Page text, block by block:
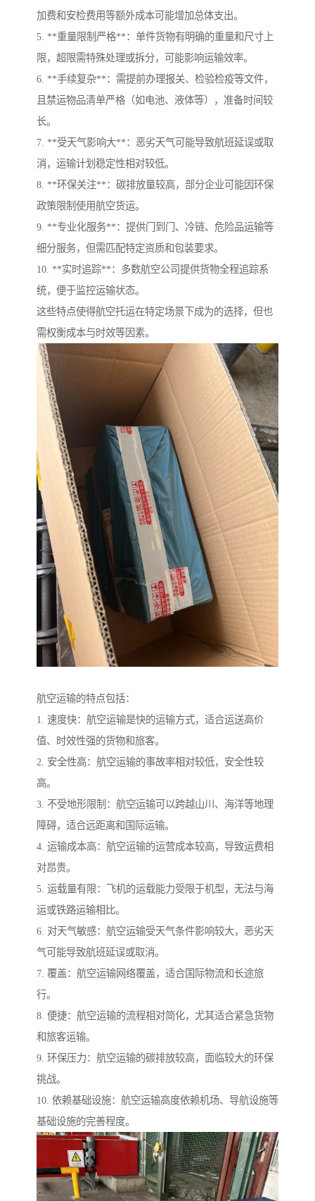
加费和安检费用等额外成本可能增加总体支出。
5. **重量限制严格**：单件货物有明确的重量和尺寸上
限，超限需特殊处理或拆分，可能影响运输效率。
6. **手续复杂**：需提前办理报关、检验检疫等文件，
且禁运物品清单严格（如电池、液体等），准备时间较
长。
7. **受天气影响大**：恶劣天气可能导致航班延误或取
消，运输计划稳定性相对较低。
8. **环保关注**：碳排放量较高，部分企业可能因环保
政策限制使用航空货运。
9. **专业化服务**：提供门到门、冷链、危险品运输等
细分服务，但需匹配特定资质和包装要求。
10. **实时追踪**：多数航空公司提供货物全程追踪系
统，便于监控运输状态。
这些特点使得航空托运在特定场景下成为的选择，但也
需权衡成本与时效等因素。
航空运输的特点包括：
1. 速度快：航空运输是快的运输方式，适合运送高价
值、时效性强的货物和旅客。
2. 安全性高：航空运输的事故率相对较低，安全性较
高。
3. 不受地形限制：航空运输可以跨越山川、海洋等地理
障碍，适合远距离和国际运输。
4. 运输成本高：航空运输的运营成本较高，导致运费相
对昂贵。
5. 运载量有限：飞机的运载能力受限于机型，无法与海
运或铁路运输相比。
6. 对天气敏感：航空运输受天气条件影响较大，恶劣天
气可能导致航班延误或取消。
7. 覆盖：航空运输网络覆盖，适合国际物流和长途旅
行。
8. 便捷：航空运输的流程相对简化，尤其适合紧急货物
和旅客运输。
9. 环保压力：航空运输的碳排放较高，面临较大的环保
挑战。
10. 依赖基础设施：航空运输高度依赖机场、导航设施等
基础设施的完善程度。